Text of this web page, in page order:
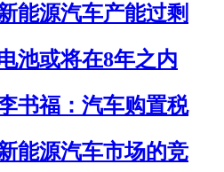
能源汽车产能过剩
池或将在8年之内
书福：汽车购置税
能源汽车市场的竞